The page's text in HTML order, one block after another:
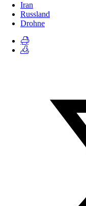
Iran
Russland
Drohne